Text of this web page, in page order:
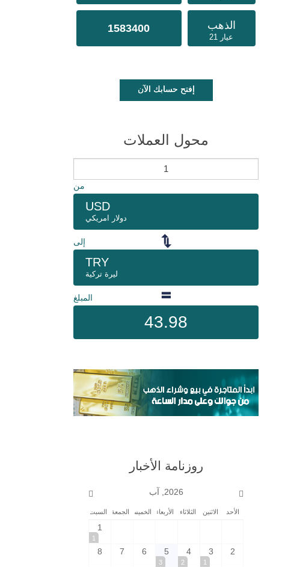
الذهب
عيار 21
1583400
إفتح حسابك الآن
محول العملات
من
USD
دولار امريكي
إلى
TRY
ليرة تركية
المبلغ
43.98
روزنامة الأخبار
2026, آب
الأحد الاثنين الثلاثاء الأربعاء الخميس الجمعة السبت
1
1
2
3
1
4
2
5
3
6
7
8